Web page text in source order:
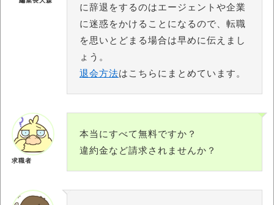
に辞退をするのはエージェントや企業
に迷惑をかけることになるので、転職
を思いとどまる場合は早めに伝えまし
ょう。
退会方法はこちらにまとめています。
本当にすべて無料ですか？
違約金など請求されませんか？
求職者